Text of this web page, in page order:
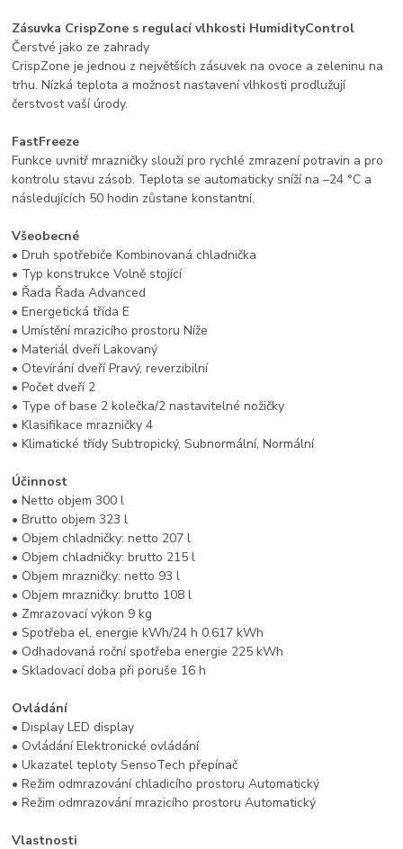
Zásuvka CrispZone s regulací vlhkosti HumidityControl
Čerstvé jako ze zahrady
CrispZone je jednou z největších zásuvek na ovoce a zeleninu na
trhu. Nízká teplota a možnost nastavení vlhkosti prodlužují
čerstvost vaší úrody.
FastFreeze
Funkce uvnitř mrazničky slouží pro rychlé zmrazení potravin a pro
kontrolu stavu zásob. Teplota se automaticky sníží na –24 °C a
následujících 50 hodin zůstane konstantní.
Všeobecné
• Druh spotřebiče Kombinovaná chladnička
• Typ konstrukce Volně stojící
• Řada Řada Advanced
• Energetická třída E
• Umístění mrazicího prostoru Níže
• Materiál dveří Lakovaný
• Otevírání dveří Pravý, reverzibilní
• Počet dveří 2
• Type of base 2 kolečka/2 nastavitelné nožičky
• Klasifikace mrazničky 4
• Klimatické třídy Subtropický, Subnormální, Normální
Účinnost
• Netto objem 300 l
• Brutto objem 323 l
• Objem chladničky: netto 207 l
• Objem chladničky: brutto 215 l
• Objem mrazničky: netto 93 l
• Objem mrazničky: brutto 108 l
• Zmrazovací výkon 9 kg
• Spotřeba el. energie kWh/24 h 0.617 kWh
• Odhadovaná roční spotřeba energie 225 kWh
• Skladovací doba při poruše 16 h
Ovládání
• Display LED display
• Ovládání Elektronické ovládání
• Ukazatel teploty SensoTech přepínač
• Režim odmrazování chladicího prostoru Automatický
• Režim odmrazování mrazicího prostoru Automatický
Vlastnosti